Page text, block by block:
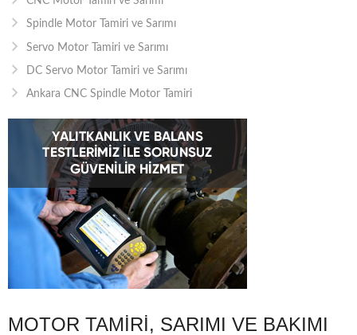
Spindle Motor Tamiri ve Sarımı
Servo Motor Tamiri ve Sarımı
DC Servo Motor Tamiri ve Sarımı
Ankara CNC Spindle Motor Tamiri
MOTOR TAMIRI, SARIMI VE BAKIMI